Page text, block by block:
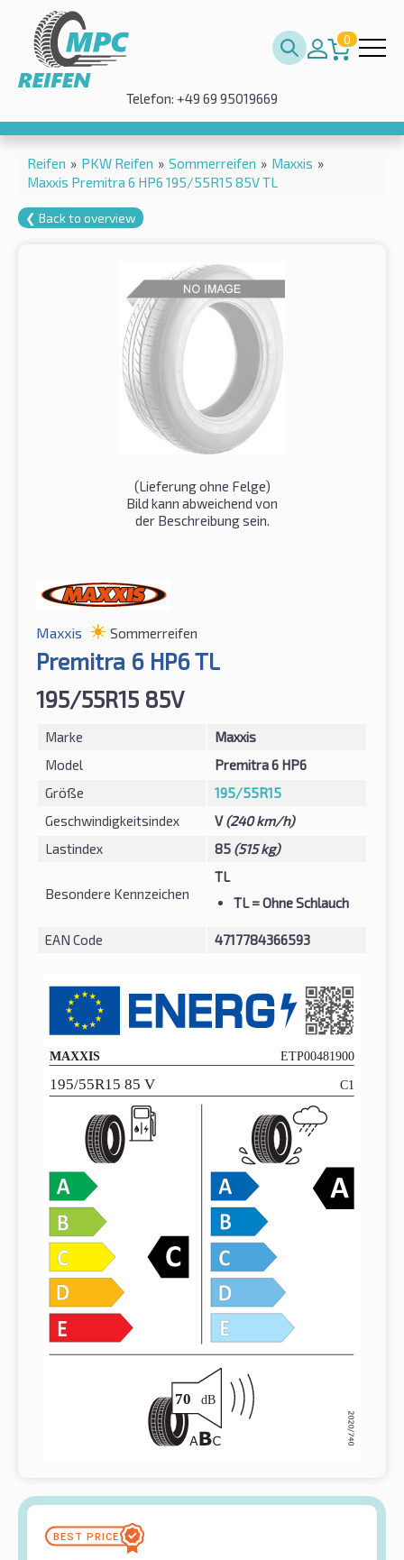
0
Telefon: +49 69 95019669
Reifen » PKW Reifen » Sommerreifen » Maxxis »
Maxxis Premitra 6 HP6 195/55R15 85V TL
❮ Back to overview
(Lieferung ohne Felge)
Bild kann abweichend von
der Beschreibung sein.
Maxxis Sommerreifen
Premitra 6 HP6 TL
195/55R15 85V
Marke
Maxxis
Model
Premitra 6 HP6
Größe
195/55R15
Geschwindigkeitsindex
V(240 km/h)
Lastindex
85 (515 kg)
Besondere Kennzeichen
TL
TL= Ohne Schlauch
EAN Code 4717784366593